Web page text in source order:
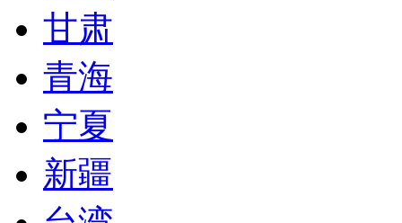
甘肃
青海
宁夏
新疆